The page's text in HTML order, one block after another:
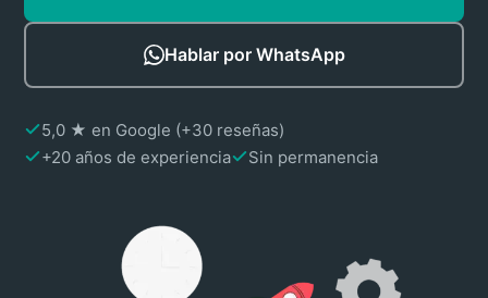
Hablar por WhatsApp
5,0 ★ en Google (+30 reseñas)
+20 años de experiencia
Sin permanencia